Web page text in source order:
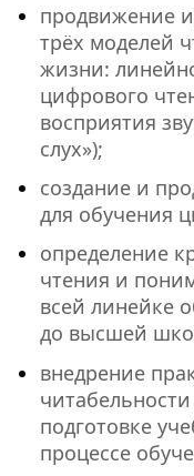
продвижение
трёх моделей
жизни:
цифрового
восприятия
слух»);
создание и
для обучения
определение
чтения и
всей линейке
до высшей
внедрение
подготовке
процессе